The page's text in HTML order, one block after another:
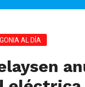
AL DÍA